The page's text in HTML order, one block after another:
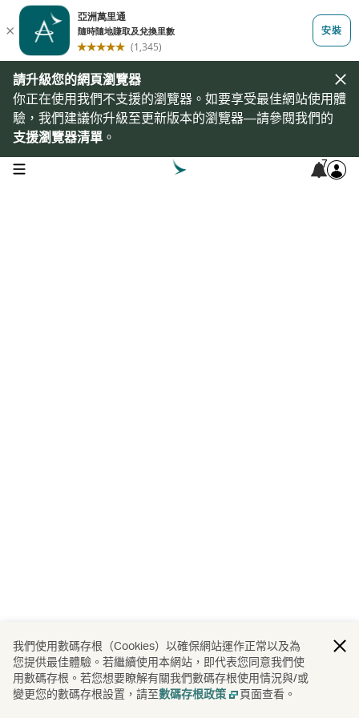
請升級您的網頁瀏覽器
你正在使用我們不支援的瀏覽器。如要享受最佳網站使用體
驗，我們建議你升級至更新版本的瀏覽器—請參閱我們的
支援瀏覽器清單 。
open navigation menu 7
我們使用數碼存根（Cookies）以確保網站運作正常以及為
您提供最佳體驗。若繼續使用本網站，即代表您同意我們使
用數碼存根。若您想要瞭解有關我們數碼存根使用情況與/或
變更您的數碼存根設置，請至數碼存根政策 頁面查看。